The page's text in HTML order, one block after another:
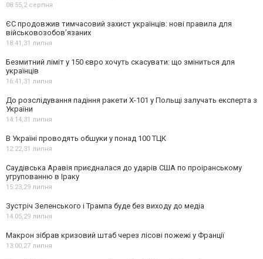
08:55, 2 серпня
ЄС продовжив тимчасовий захист українців: нові правила для
військовозобов’язаних
18:41, 31 липня
Безмитний ліміт у 150 євро хочуть скасувати: що зміниться для
українців
16:41, 31 липня
До розслідування падіння ракети Х-101 у Польщі залучать експерта з
України
14:14, 31 липня
В Україні проводять обшуки у понад 100 ТЦК
12:22, 31 липня
Саудівська Аравія приєдналася до ударів США по проіранському
угрупованню в Іраку
15:23, 29 липня
Зустріч Зеленського і Трампа буде без виходу до медіа
14:05, 29 липня
Макрон зібрав кризовий штаб через лісові пожежі у Франції
13:00, 27 липня